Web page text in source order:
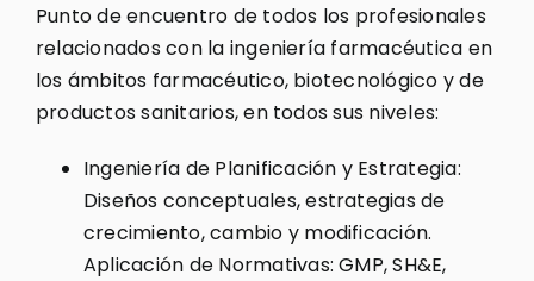
Punto de encuentro de todos los profesionales
relacionados con la ingeniería farmacéutica en
los ámbitos farmacéutico, biotecnológico y de
productos sanitarios, en todos sus niveles:
Ingeniería de Planificación y Estrategia:
Diseños conceptuales, estrategias de
crecimiento, cambio y modificación.
Aplicación de Normativas: GMP, SH&E,